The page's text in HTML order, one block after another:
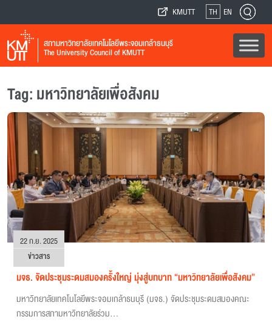
KMUTT TH EN
สภามหาวิทยาลัยเทคโนโลยีพระจอมเกล้าธนบุรี
The University Council of KMUTT
Tag: มหาวิทยาลัยเพื่อสังคม
22 ก.ย. 2025
ข่าวสาร
มจธ. จัดประชุมระดมสมองครั้งใหญ่ มุ่งสู่บทบาท “มหาวิทยาลัยเพื่อสังคม”
มหาวิทยาลัยเทคโนโลยีพระจอมเกล้าธนบุรี (มจธ.) จัดประชุมระดมสมองคณะ
กรรมการสภามหาวิทยาลัยร่วม...